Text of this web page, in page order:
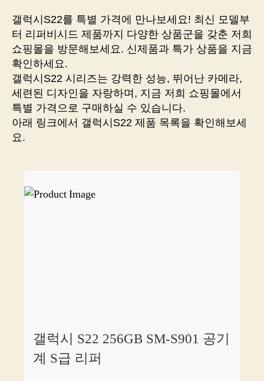
이
걸
로
종
합
니
갤럭시S22를 특별 가격에 만나보세요! 최신 모델부
터 리퍼비시드 제품까지 다양한 상품군을 갖춘 저희
쇼핑몰을 방문해보세요. 신제품과 특가 상품을 지금
확인하세요.
갤럭시S22 시리즈는 강력한 성능, 뛰어난 카메라,
세련된 디자인을 자랑하며, 지금 저희 쇼핑몰에서
특별 가격으로 구매하실 수 있습니다.
아래 링크에서 갤럭시S22 제품 목록을 확인해보세
요.
갤럭시 S22 256GB SM-S901 공기
계 S급 리퍼